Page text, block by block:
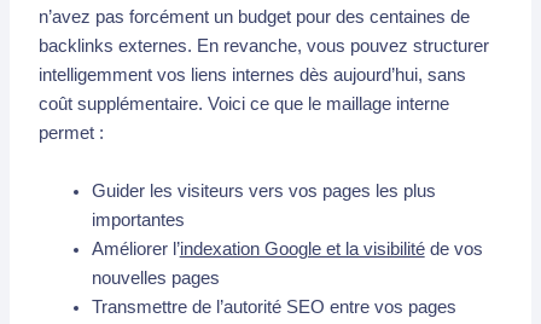
n’avez pas forcément un budget pour des centaines de
backlinks externes. En revanche, vous pouvez structurer
intelligemment vos liens internes dès aujourd’hui, sans
coût supplémentaire. Voici ce que le maillage interne
permet :
Guider les visiteurs vers vos pages les plus
importantes
Améliorer l’indexation Google et la visibilitéde vos
nouvelles pages
Transmettre de l’autorité SEO entre vos pages